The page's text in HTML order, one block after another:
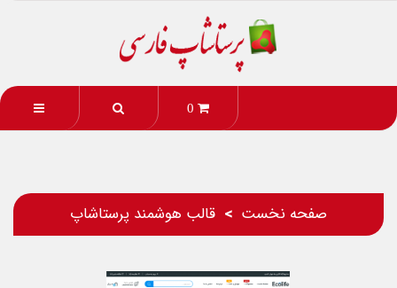
0
صفحه نخست قالب هوشمند پرستاشاپ